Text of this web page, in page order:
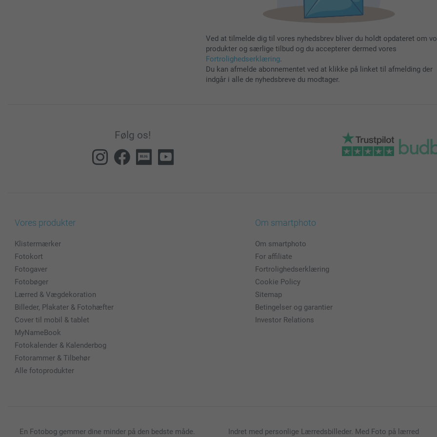
Ved at tilmelde dig til vores nyhedsbrev bliver du holdt opdateret om
produkter og særlige tilbud og du accepterer dermed vores
Fortrolighedserklæring.
Du kan afmelde abonnementet ved at klikke på linket til afmelding der
indgår i alle de nyhedsbreve du modtager.
Følg os!
Vores produkter
Klistermærker
Fotokort
Fotogaver
Fotobøger
Lærred & Vægdekoration
Billeder, Plakater & Fotohæfter
Cover til mobil & tablet
MyNameBook
Fotokalender & Kalenderbog
Fotorammer & Tilbehør
Alle fotoprodukter
Om smartphoto
Om smartphoto
For affiliate
Fortrolighedserklæring
Cookie Policy
Sitemap
Betingelser og garantier
Investor Relations
En Fotobog gemmer dine minder på den bedste måde. Indret med personlige Lærredsbilleder. Med Foto på lærred